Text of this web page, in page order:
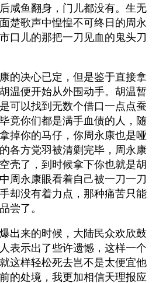
咸鱼翻身，门儿都没有。生无
楚歌声中惶惶不可终日的周永
口儿的那把一刀见血的鬼头刀
的决心已定，但是鉴于直接拿
温便开始从外围动手。胡温暂
可以找到无数个借口一点点蚕
竟你们都是满手血债的人，随
掉你的马仔，你周永康也是哑
各方党羽被清剿完毕，周永康
壳了，到时候拿下你也就是胡
周永康眼看着自己被一刀一刀
却没有着力点，那种痛苦只能
尝了。
出来的时候，大陆民众欢欣鼓
表示出了些许遗憾，这样一个
这样轻松死去岂不是太便宜他
的处境，我更加相信天理报应